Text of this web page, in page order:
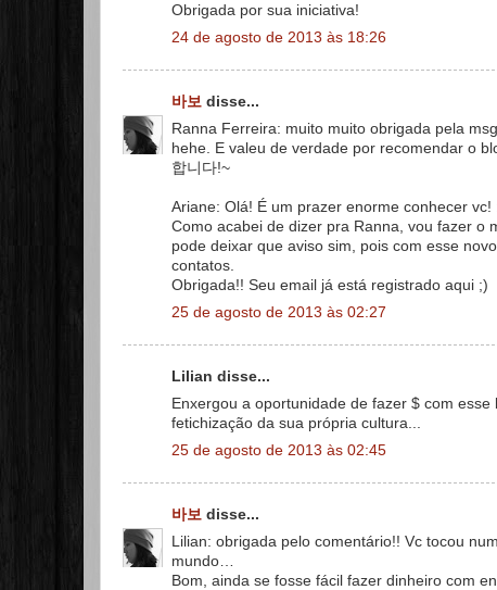
Obrigada por sua iniciativa!
24 de agosto de 2013 às 18:26
바보 disse...
Ranna Ferreira: muito muito obrigada pela
hehe. E valeu de verdade por recomendar o
합니다!~
Ariane: Olá! É um prazer enorme conhecer
Como acabei de dizer pra Ranna, vou fazer o
pode deixar que aviso sim, pois com esse
contatos.
Obrigada!! Seu email já está registrado aqui ;)
25 de agosto de 2013 às 02:27
Lilian disse...
Enxergou a oportunidade de fazer $ com
fetichização da sua própria cultura...
25 de agosto de 2013 às 02:45
바보 disse...
Lilian: obrigada pelo comentário!! Vc tocou
mundo…
Bom, ainda se fosse fácil fazer dinheiro com